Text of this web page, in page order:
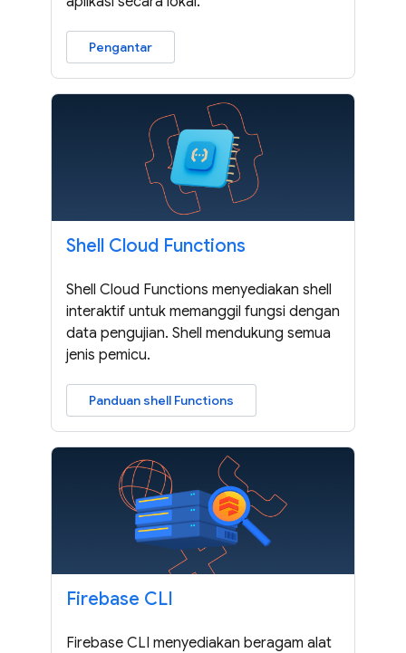
Pengantar
Shell Cloud Functions
Shell Cloud Functions menyediakan shell
interaktif untuk memanggil fungsi dengan
data pengujian. Shell mendukung semua
jenis pemicu.
Panduan shell Functions
Firebase CLI
Firebase CLI menyediakan beragam alat